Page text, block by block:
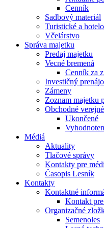
Cenník
Sadbový materiál
Turistické a
Včelárstvo
Správa majetku
Predaj majetku
Vecné bremená
Cenník za
Investičný
Zámeny
Zoznam majetku
Obchodné
Ukončené
Médiá
Aktuality
Tlačové správy
Kontakty pre
Časopis Lesník
Kontakty
Kontaktné
Kontakt
Organizačné
Semenoles